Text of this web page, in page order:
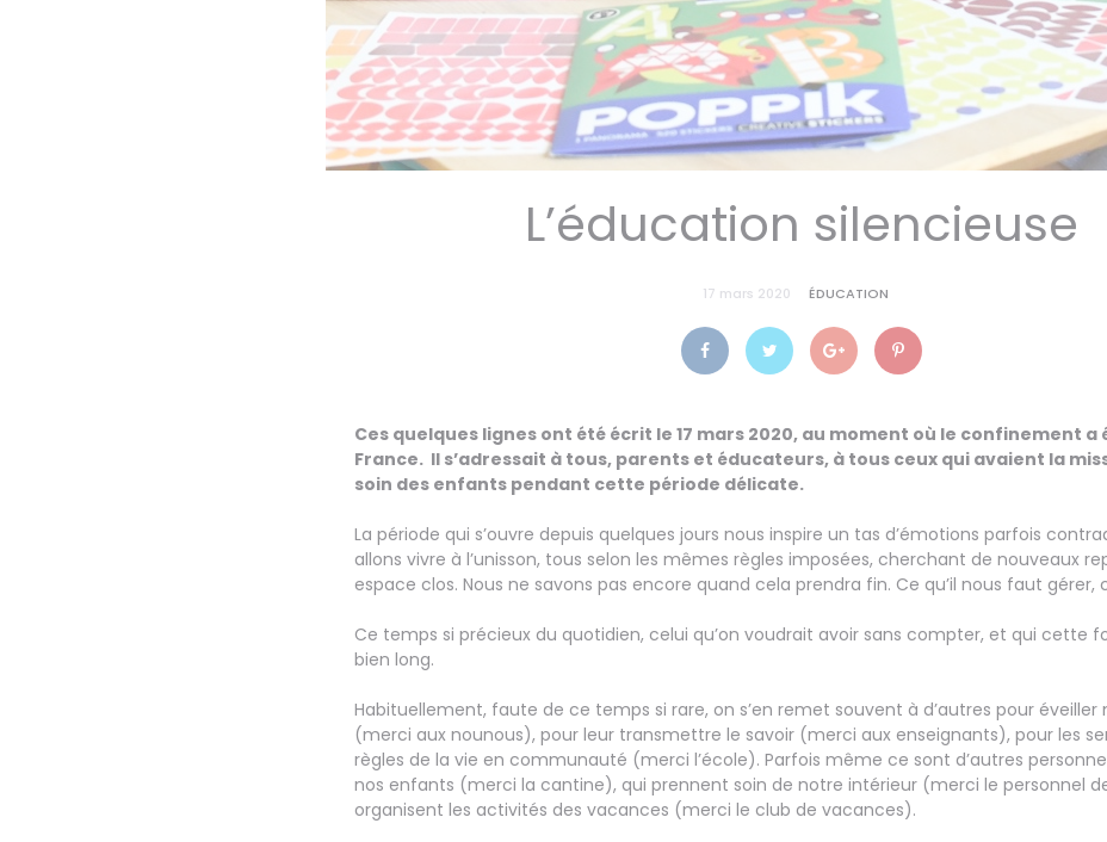
L’éducation silencieuse
17 mars 2020 ÉDUCATION
Ces quelques lignes ont été écrit le 17 mars 2020, au moment où le confinement a
France. Il s’adressait à tous, parents et éducateurs, à tous ceux qui avaient la
soin des enfants pendant cette période délicate.
La période qui s’ouvre depuis quelques jours nous inspire un tas d’émotions parfois
allons vivre à l’unisson, tous selon les mêmes règles imposées, cherchant de nouveaux
espace clos. Nous ne savons pas encore quand cela prendra fin. Ce qu’il nous faut gérer,
Ce temps si précieux du quotidien, celui qu’on voudrait avoir sans compter, et qui cette
bien long.
Habituellement, faute de ce temps si rare, on s’en remet souvent à d’autres pour éveiller
(merci aux nounous), pour leur transmettre le savoir (merci aux enseignants), pour les
règles de la vie en communauté (merci l’école). Parfois même ce sont d’autres
nos enfants (merci la cantine), qui prennent soin de notre intérieur (merci le personnel
organisent les activités des vacances (merci le club de vacances).